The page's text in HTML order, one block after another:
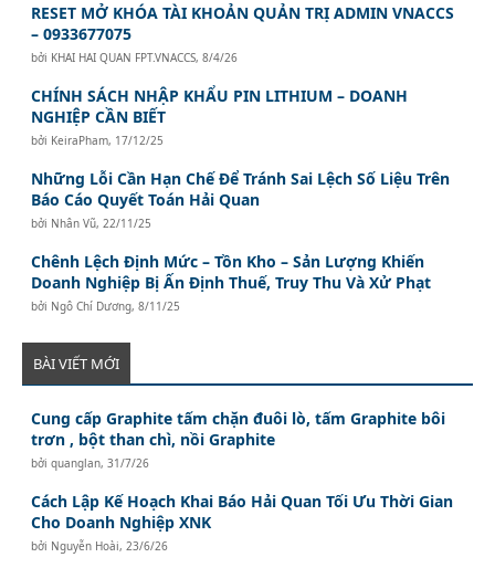
RESET MỞ KHÓA TÀI KHOẢN QUẢN TRỊ ADMIN VNACCS
– 0933677075
bởi KHAI HAI QUAN FPT.VNACCS,8/4/26
CHÍNH SÁCH NHẬP KHẨU PIN LITHIUM – DOANH
NGHIỆP CẦN BIẾT
bởi KeiraPham, 17/12/25
Những Lỗi Cần Hạn Chế Để Tránh Sai Lệch Số Liệu Trên
Báo Cáo Quyết Toán Hải Quan
bởi Nhân Vũ, 22/11/25
Chênh Lệch Định Mức – Tồn Kho – Sản Lượng Khiến
Doanh Nghiệp Bị Ấn Định Thuế, Truy Thu Và Xử Phạt
bởi Ngô Chí Dương,8/11/25
BÀI VIẾT MỚI
Cung cấp Graphite tấm chặn đuôi lò, tấm Graphite bôi
trơn , bột than chì, nồi Graphite
bởiquanglan,31/7/26
Cách Lập Kế Hoạch Khai Báo Hải Quan Tối Ưu Thời Gian
Cho Doanh Nghiệp XNK
bởi Nguyễn Hoài, 23/6/26